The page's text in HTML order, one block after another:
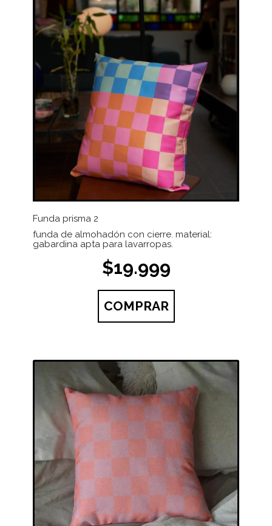
Funda prisma 2
funda de almohadón con cierre. material:
gabardina apta para lavarropas.
$19.999
COMPRAR